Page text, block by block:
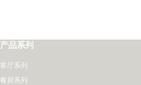
产品系列
客厅系列
餐厨系列